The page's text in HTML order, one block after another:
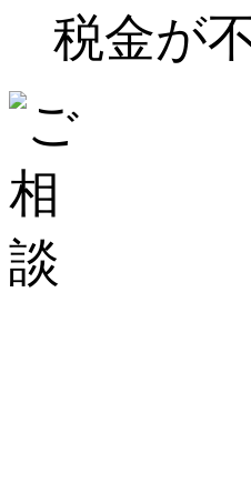
税金が